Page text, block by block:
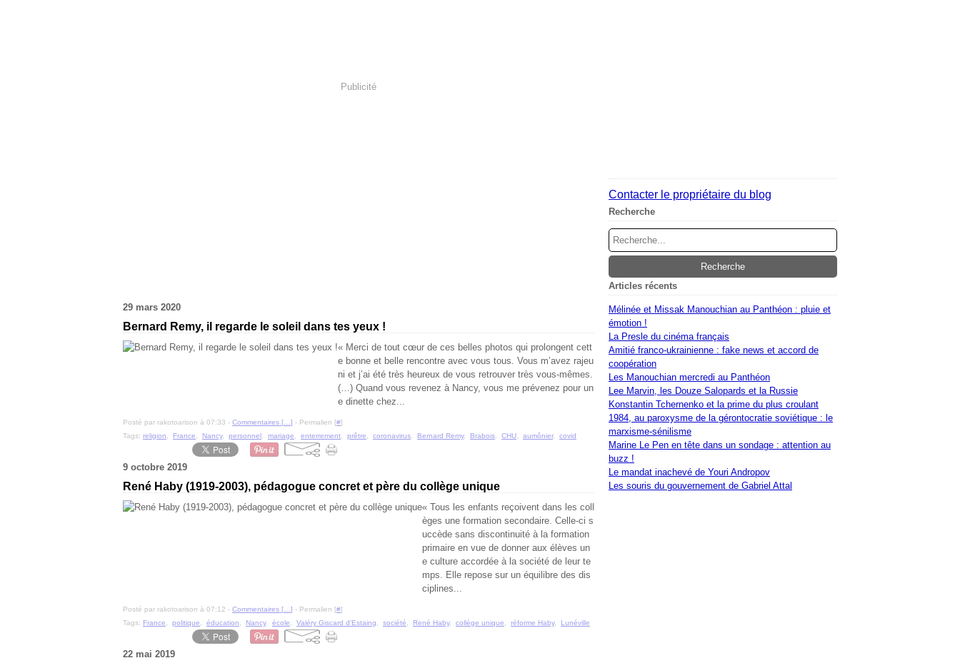
Publicité
29 mars 2020
Bernard Remy, il regarde le soleil dans tes yeux !
« Merci de tout cœur de ces belles photos qui prolongent cett
e bonne et belle rencontre avec vous tous. Vous m’avez rajeu
ni et j’ai été très heureux de vous retrouver très vous-mêmes.
(…) Quand vous revenez à Nancy, vous me prévenez pour un
e dinette chez...
Posté par rakotoarison à 07:33 - Commentaires [ ] - Permalien [#]
Tags: religion France Nancy, personnel mariage enterrement prêtre coronavirus Bernard Remy, Brabois CHU aumônier, covid
9 octobre 2019
René Haby (1919-2003), pédagogue concret et père du collège unique
« Tous les enfants reçoivent dans les coll
èges une formation secondaire. Celle-ci s
uccède sans discontinuité à la formation
primaire en vue de donner aux élèves un
e culture accordée à la société de leur te
mps. Elle repose sur un équilibre des dis
ciplines...
Posté par rakotoarison à 07:12 - Commentaires [ ] - Permalien [#]
Tags: France politique éducation Nancy, école Valéry Giscard d'Estaing société René Haby, collège unique réforme Haby, Lunéville
22 mai 2019
Contacter le propriétaire du blog
Recherche
Articles récents
Mélinée et Missak Manouchian au Panthéon : pluie et
émotion !
La Presle du cinéma français
Amitié franco-ukrainienne : fake news et accord de
coopération
Les Manouchian mercredi au Panthéon
Lee Marvin, les Douze Salopards et la Russie
Konstantin Tchernenko et la prime du plus croulant
1984, au paroxysme de la gérontocratie soviétique : le
marxisme-sénilisme
Marine Le Pen en tête dans un sondage : attention au
buzz !
Le mandat inachevé de Youri Andropov
Les souris du gouvernement de Gabriel Attal